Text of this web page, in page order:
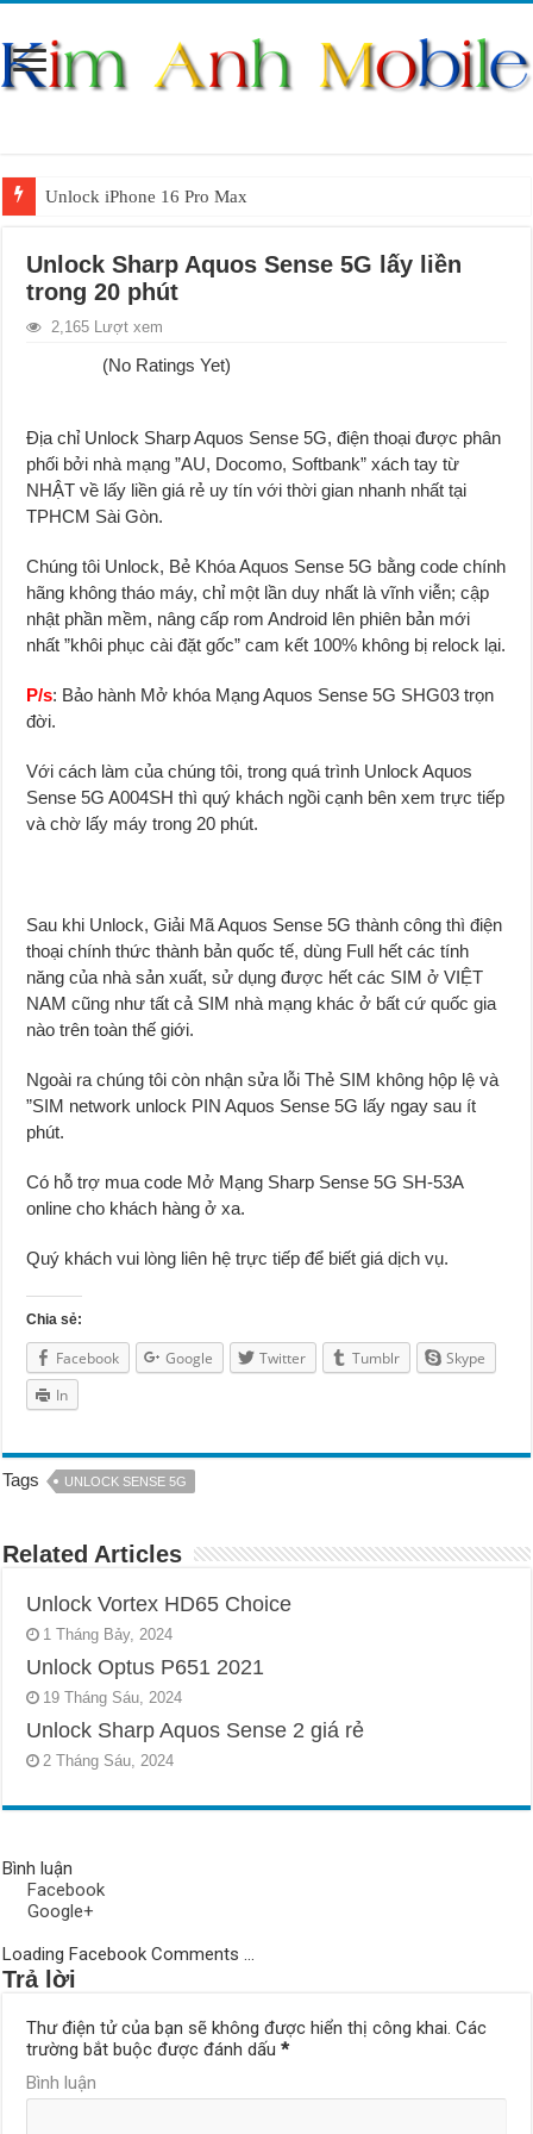
Unlock iPhone 16 Pro Max
Unlock Samsung Galaxy S26 Ultra
Unlock Samsung Galaxy Z Fold 7 giá rẻ
Unlock Sharp Aquos Sense 5G lấy liền
trong 20 phút
2,165 Lượt xem
(No Ratings Yet)
Địa chỉ Unlock Sharp Aquos Sense 5G, điện thoại được phân
phối bởi nhà mạng ”AU, Docomo, Softbank” xách tay từ
NHẬT về lấy liền giá rẻ uy tín với thời gian nhanh nhất tại
TPHCM Sài Gòn.
Chúng tôi Unlock, Bẻ Khóa Aquos Sense 5G bằng code chính
hãng không tháo máy, chỉ một lần duy nhất là vĩnh viễn; cập
nhật phần mềm, nâng cấp rom Android lên phiên bản mới
nhất ”khôi phục cài đặt gốc” cam kết 100% không bị relock lại.
P/s: Bảo hành Mở khóa Mạng Aquos Sense 5G SHG03 trọn
đời.
Với cách làm của chúng tôi, trong quá trình Unlock Aquos
Sense 5G A004SH thì quý khách ngồi cạnh bên xem trực tiếp
và chờ lấy máy trong 20 phút.
Sau khi Unlock, Giải Mã Aquos Sense 5G thành công thì điện
thoại chính thức thành bản quốc tế, dùng Full hết các tính
năng của nhà sản xuất, sử dụng được hết các SIM ở VIỆT
NAM cũng như tất cả SIM nhà mạng khác ở bất cứ quốc gia
nào trên toàn thế giới.
Ngoài ra chúng tôi còn nhận sửa lỗi Thẻ SIM không hộp lệ và
”SIM network unlock PIN Aquos Sense 5G lấy ngay sau ít
phút.
Có hỗ trợ mua code Mở Mạng Sharp Sense 5G SH-53A
online cho khách hàng ở xa.
Quý khách vui lòng liên hệ trực tiếp để biết giá dịch vụ.
Chia sẻ:
Facebook Google Twitter Tumblr
Skype
In
Tags UNLOCK SENSE 5G
Related Articles
Unlock Vortex HD65 Choice
1 Tháng Bảy, 2024
Unlock Optus P651 2021
19 Tháng Sáu, 2024
Unlock Sharp Aquos Sense 2 giá rẻ
2 Tháng Sáu, 2024
Bình luận
Facebook
Google+
Loading Facebook Comments ...
Trả lời
Thư điện tử của bạn sẽ không được hiển thị công khai. Các
trường bắt buộc được đánh dấu*
Bình luận